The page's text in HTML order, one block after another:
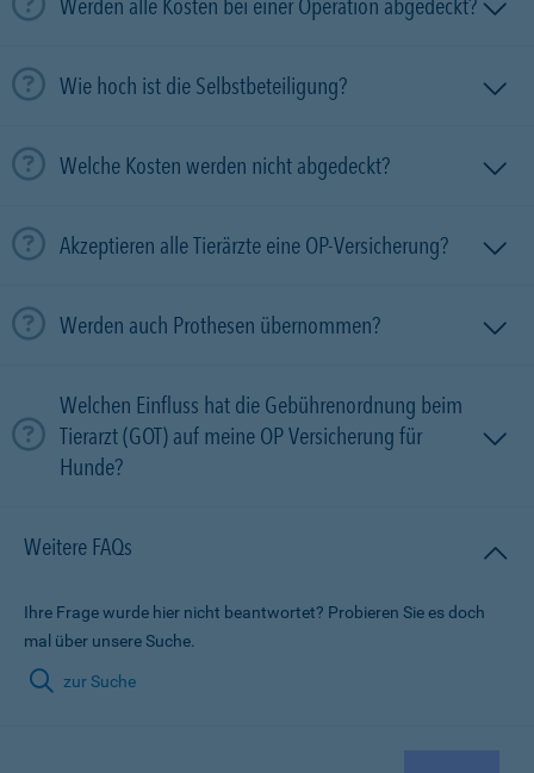
Werden alle Kosten bei einer Operation abgedeckt?
Wie hoch ist die Selbstbeteiligung?
Welche Kosten werden nicht abgedeckt?
Akzeptieren alle Tierärzte eine OP-Versicherung?
Werden auch Prothesen übernommen?
Welchen Einfluss hat die Gebührenordnung beim
Tierarzt (GOT) auf meine OP Versicherung für
Hunde?
Weitere FAQs
Ihre Frage wurde hier nicht beantwortet? Probieren Sie es doch
mal über unsere Suche.
zur Suche